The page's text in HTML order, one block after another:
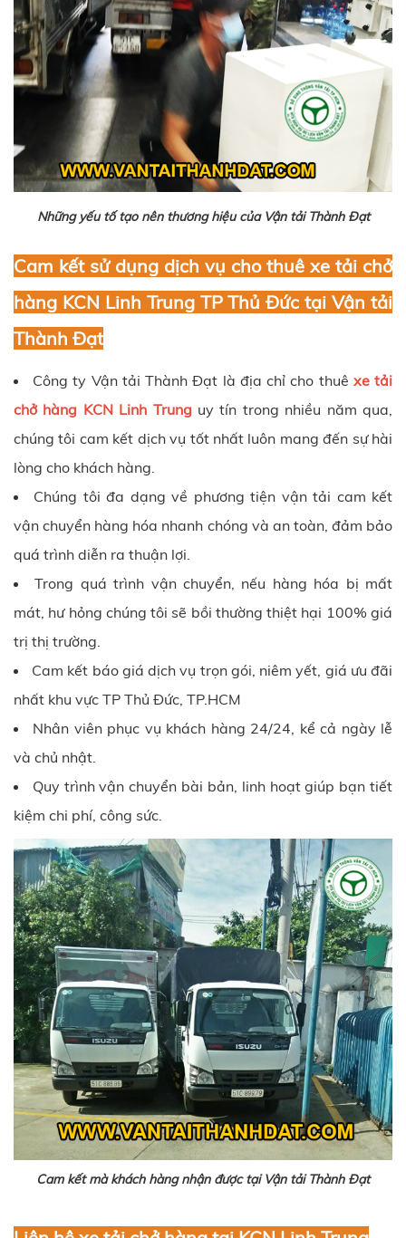
Những yếu tố tạo nên thương hiệu của Vận tải Thành Đạt
Cam kết sử dụng dịch vụ cho thuê xe tải chở
hàng KCN Linh Trung TP Thủ Đức tạiVận tải
Thành Đạt
Công ty Vận tải Thành Đạt là địa chỉ cho thuê xe tải
chở hàng KCN Linh Trung uy tín trong nhiều năm qua,
chúng tôi cam kết dịch vụ tốt nhất luôn mang đến sự hài
lòng cho khách hàng.
Chúng tôi đa dạng về phương tiện vận tải cam kết
vận chuyển hàng hóa nhanh chóng và an toàn, đảm bảo
quá trình diễn ra thuận lợi.
Trong quá trình vận chuyển, nếu hàng hóa bị mất
mát, hư hỏng chúng tôi sẽ bồi thường thiệt hại 100% giá
trị thị trường.
Cam kết báo giá dịch vụ trọn gói, niêm yết, giá ưu đãi
nhất khu vực TP Thủ Đức, TP.HCM
Nhân viên phục vụ khách hàng 24/24, kể cả ngày lễ
và chủ nhật.
Quy trình vận chuyển bài bản, linh hoạt giúp bạn tiết
kiệm chi phí, công sức.
Cam kết mà khách hàng nhận được tại Vận tải Thành Đạt